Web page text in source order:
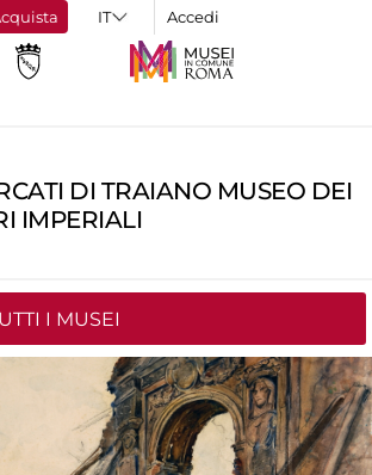
Accedi
DI TRAIANO MUSEO DEI
IMPERIALI
I MUSEI